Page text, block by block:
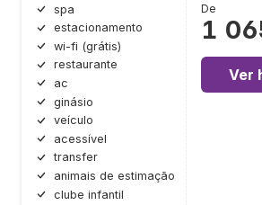
spa
estacionamento
wi-fi (grátis)
restaurante
ac
ginásio
veículo
acessível
transfer
animais de estimação
clube infantil
De
1
Ver